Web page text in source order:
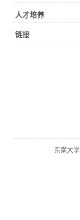
人才培养
链接
东南大学